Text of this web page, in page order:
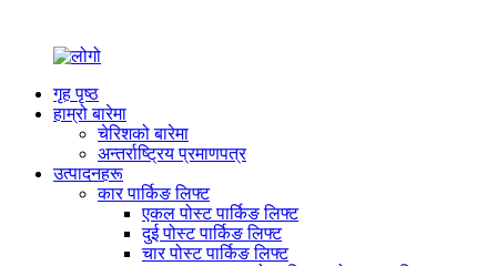
गृह पृष्ठ
हाम्रो बारेमा
चेरिशको बारेमा
अन्तर्राष्ट्रिय प्रमाणपत्र
उत्पादनहरू
कार पार्किङ लिफ्ट
एकल पोस्ट पार्किङ लिफ्ट
दुई पोस्ट पार्किङ लिफ्ट
चार पोस्ट पार्किङ लिफ्ट